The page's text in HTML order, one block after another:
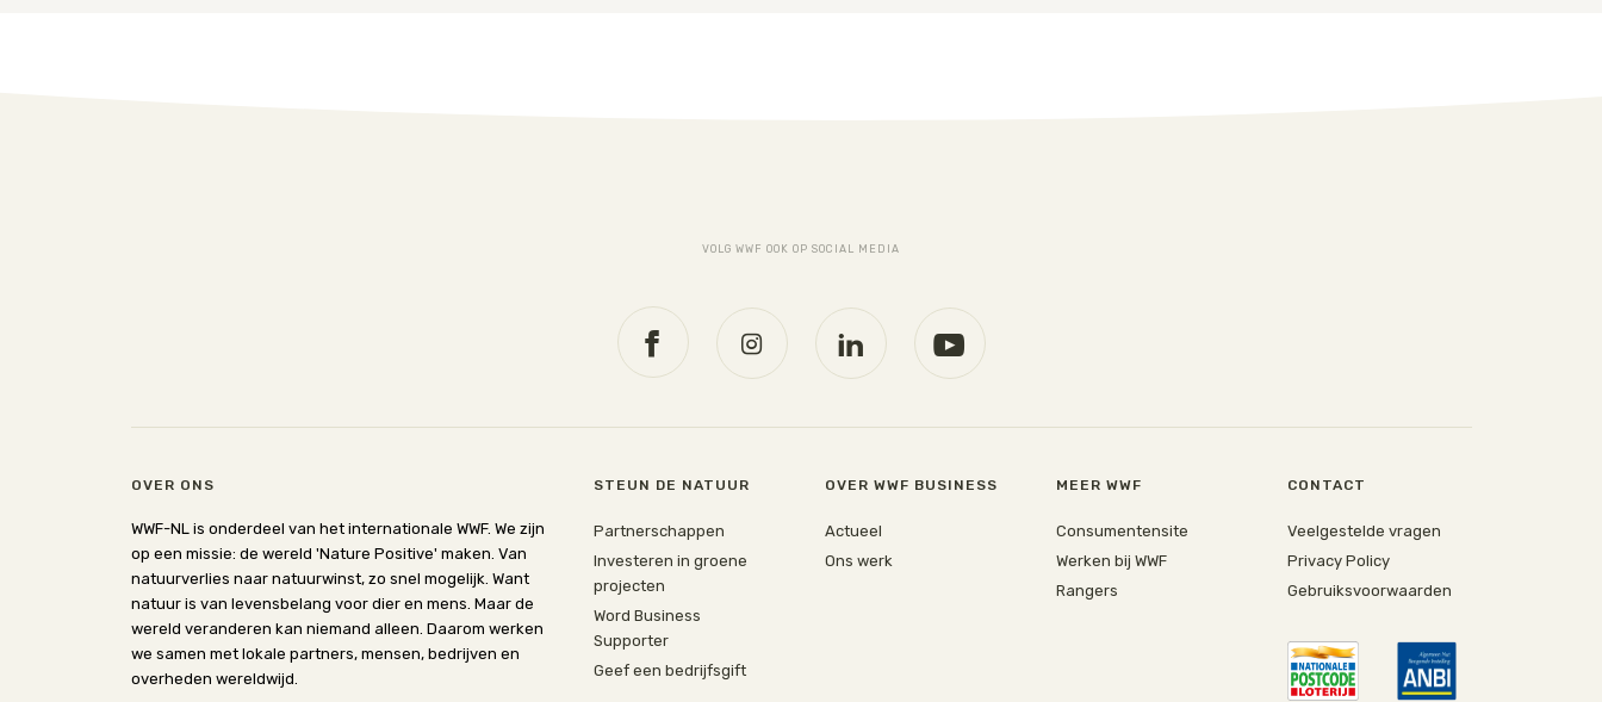
VOLG WWF OOK OP SOCIAL MEDIA
OVER ONS
WWF-NL is onderdeel van het internationale WWF. We zijn
op een missie: de wereld 'Nature Positive' maken. Van
natuurverlies naar natuurwinst, zo snel mogelijk. Want
natuur is van levensbelang voor dier en mens. Maar de
wereld veranderen kan niemand alleen. Daarom werken
we samen met lokale partners, mensen, bedrijven en
overheden wereldwijd.
STEUN DE NATUUR
Partnerschappen
Investeren in groene
projecten
Word Business
Supporter
Geef een bedrijfsgift
OVER WWF BUSINESS
Actueel
Ons werk
MEER WWF
Consumentensite
Werken bij WWF
Rangers
CONTACT
Veelgestelde vragen
Privacy Policy
Gebruiksvoorwaarden